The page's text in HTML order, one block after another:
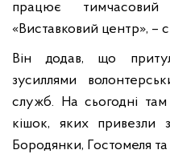
працює
«Виставковий центр», –
Він додав, що
зусиллями
служб. На сьогодні
кішок, яких привезли з
Бородянки, Гостомеля та